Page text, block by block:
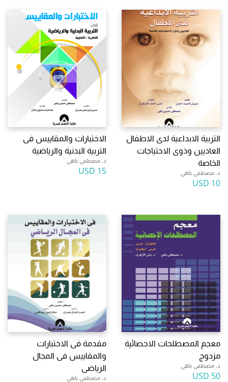
التربية الابداعية لدى الاطفال
العاديين وذوى الاحتياجات
الخاصة
د. مصطفى باهى
10 USD
الاختبارات والمقاييس فى
التربية البدنية والرياضية
د. مصطفى باهى
15 USD
معجم المصطلحات الاحصائية
مزدوج
د. مصطفى باهى
50 USD
مقدمة فى الاختبارات
والمقاييس فى المجال
الرياضى
د. مصطفى باهى